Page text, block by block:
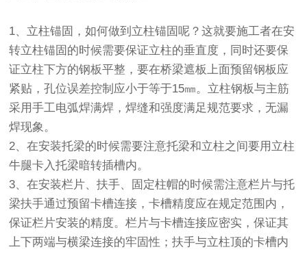
1、立柱锚固，如何做到立柱锚固呢？这就要施工者在安
转立柱锚固的时候需要保证立柱的垂直度，同时还要保
证立柱下方的钢板平整，要在桥梁遮板上面预留钢板应
紧贴，孔位误差控制应小于等于15㎜。立柱钢板与主筋
采用手工电弧焊满焊，焊缝和强度满足规范要求，无漏
焊现象。
2、在安装托梁的时候需要注意托梁和立柱之间要用立柱
牛腿卡入托梁暗转插槽内。
3、在安装栏片、扶手、固定柱帽的时候需注意栏片与托
梁扶手通过预留卡槽连接，卡槽精度应在规定范围内，
保证栏片安装的精度。栏片与卡槽连接应密实，保证其
上下两端与横梁连接的牢固性；扶手与立柱顶的卡槽内